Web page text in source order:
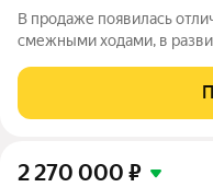
В продаже появилась
смежными ходами, в
косметический ремонт,
Санузел совмещенный. Во
2 270 000 ₽